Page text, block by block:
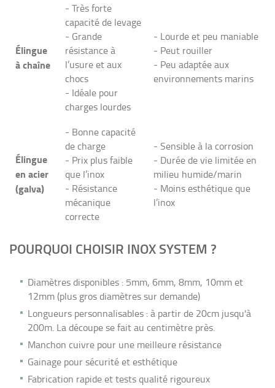
Élingue
à chaîne
- Très forte
capacité de levage
- Grande
résistance à
l’usure et aux
chocs
- Idéale pour
charges lourdes
- Lourde et peu maniable
- Peut rouiller
- Peu adaptée aux
environnements marins
Élingue
en acier
(galva)
- Bonne capacité
de charge
- Prix plus faible
que l’inox
- Résistance
mécanique
correcte
- Sensible à la corrosion
- Durée de vie limitée en
milieu humide/marin
- Moins esthétique que
l’inox
POURQUOI CHOISIR INOX SYSTEM ?
Diamètres disponibles : 5mm, 6mm, 8mm, 10mm et
12mm (plus gros diamètres sur demande)
Longueurs personnalisables : à partir de 20cm jusqu'à
200m. La découpe se fait au centimètre près.
Manchon cuivre pour une meilleure résistance
Gainage pour sécurité et esthétique
Fabrication rapide et tests qualité rigoureux